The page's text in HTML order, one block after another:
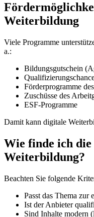
Weiterbildung
Viele Programme
a.:
Bildungsgutschein
Förderprogramme
Zuschüsse des
ESF-Programme
Damit kann digitale
Wie finde ich die
Weiterbildung?
Beachten Sie folgende
Passt das Thema zur
Ist der Anbieter
Sind Inhalte modern